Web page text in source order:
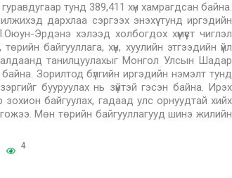
тунд 389,411 хүн хамрагдсан байна.
дархлаа сэргээх энэхүү тунд иргэдийн
Эрдэнэ хэлээд холбогдох хүмүүст чиглэл
байгууллага, хүн, хуулийн этгээдийн үйл
танилцуулахыг Монгол Улсын Шадар
Зорилтод бүлгийн иргэдийн нэмэлт тунд
бууруулах нь зүйтэй гэсэн байна. Ирэх
зохион байгуулах, гадаад улс орнуудтай хийх
Мөн төрийн байгууллагууд шинэ жилийн
4